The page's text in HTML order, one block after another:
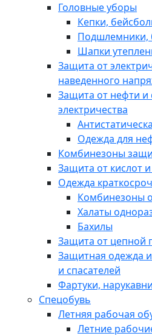
Головные уборы
Кепки,
Подшлемники,
Шапки
Защита от
наведенного
Защита от нефти и
электричества
Одежда для
Комбинезоны
Защита от кислот
Одежда
Комбинезоны
Халаты
Бахилы
Защита от цепной
Защитная одежда
и спасателей
Фартуки,
Спецобувь
Летняя рабочая
Летние